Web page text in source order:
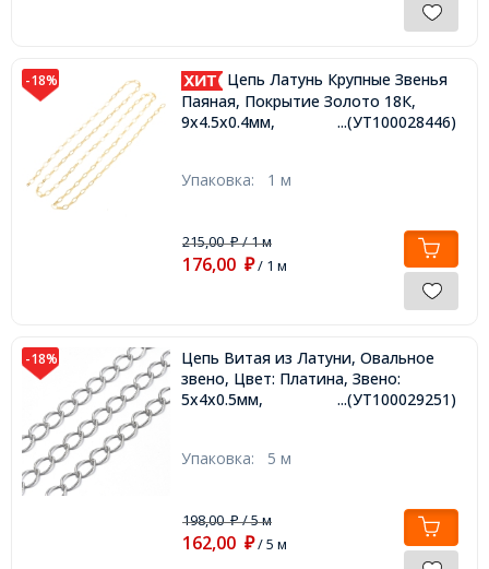
-18%
Цепь Латунь Крупные Звенья
Паяная, Покрытие Золото 18К,
9х4.5х0.4мм,
...(УТ100028446)
Упаковка: 1 м
215,00₽/ 1 м
176,00 ₽/ 1 м
-18%
Цепь Витая из Латуни, Овальное
звено, Цвет: Платина, Звено:
5х4х0.5мм,
...(УТ100029251)
Упаковка: 5 м
198,00₽/ 5 м
162,00 ₽/ 5 м